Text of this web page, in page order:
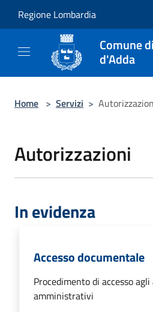
Regione Lombardia
Comune
d'Adda
Home > Servizi >
Autorizzazioni
In evidenza
Accesso documentale
Procedimento di accesso
amministrativi